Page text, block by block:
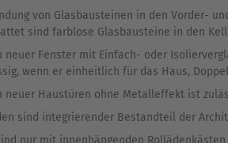
von Glasbausteinen in den Vorder-
sind farblose Glasbausteine in den
neuer Fenster mit Einfach- oder
wenn er einheitlich für das Haus,
neuer Haustüren ohne Metalleffekt ist
sind integrierender Bestandteil der
nur mit innenhängenden